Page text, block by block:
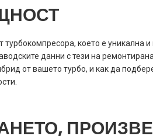
което е
данни с тези на
от вашето турбо, и как да